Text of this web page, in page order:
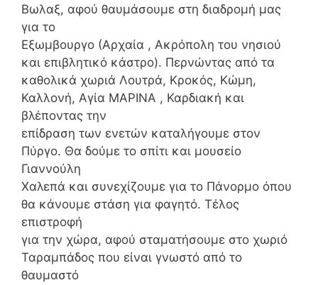
Βωλαξ, αφού θαυμάσουμε στη διαδρομή μας
για το
Eξωμβουργο (Αρχαία , Ακρόπολη του νησιού
και επιβλητικό κάστρο). Περνώντας από τα
καθολικά χωριά Λουτρά, Κροκός, Κώμη,
Καλλονή, Αγία ΜΑΡΙΝΑ , Καρδιακή και
βλέποντας την
επίδραση των ενετών καταλήγουμε στον
Πύργο. Θα δούμε το σπίτι και μουσείο
Γιαννούλη
Χαλεπά και συνεχίζουμε για το Πάνορμο όπου
θα κάνουμε στάση για φαγητό. Τέλος
επιστροφή
για την χώρα, αφού σταματήσουμε στο χωριό
Ταραμπάδος που είναι γνωστό από το
θαυμαστό